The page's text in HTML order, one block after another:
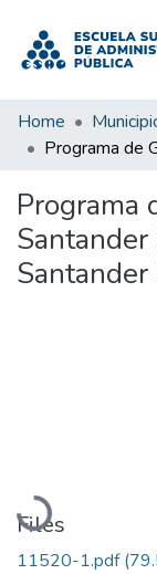
Home
Programa
Loading...
Files
11520-1.pdf